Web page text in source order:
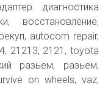
диагностика
восстановление,
autocom repair,
21213, 2121, toyota
разьем, разьем,
on wheels, vaz,